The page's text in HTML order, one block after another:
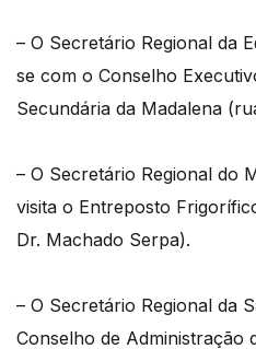
– O Secretário Regional da
se com o Conselho
Secundária da Madalena
– O Secretário Regional do
visita o Entreposto
Dr. Machado Serpa).
– O Secretário Regional da
Conselho de Administração